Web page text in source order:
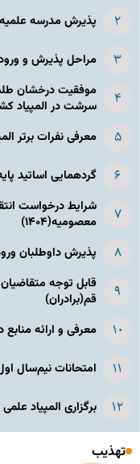
پذیرش مدرسه
مراحل پذیرش و
موفقیت درخشان
سرشت در المپياد
معرفی نفرات برتر
گردهمایی اساتید
شرایط درخواست
معصومیه(۱۴۰۴)
پذیرش داوطلبان ورود
قابل توجه
قم(برادران)
معرفی و ارائه
امتحانات نیم‌سال اول
برگزاری المپیاد علمی
تهذیب